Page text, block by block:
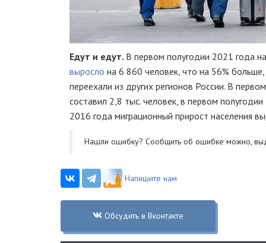
Едут и едут. В первом полугодии 2021 года
выросло на 6 860 человек, что на 56%
переехали из других регионов России. В
составил 2,8 тыс. человек, в первом
2016 года миграционный прирост населения
Нашли ошибку? Cообщить об ошибке можно,
Напишите нам
Обсудить в Вконтакте